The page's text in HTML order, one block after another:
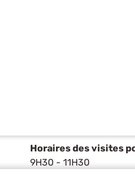
Horaires des visites
9H30 - 11H30